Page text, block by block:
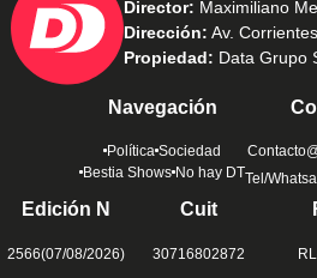
Director: Maximiliano
Dirección: Av.
Propiedad: Data Grupo
Navegación
Política Sociedad
Bestia Shows No hay DTTel/
Edición N
2566(07/08/2026)
Cuit
30716802872